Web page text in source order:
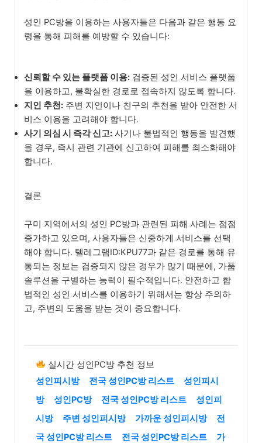
성인 PC방을 이용하는 사용자들은 다음과 같은 행동 요
령을 통해 피해를 예방할 수 있습니다:
신뢰할 수 있는 플랫폼 이용: 검증된 성인 서비스 플랫폼
을 이용하고, 불확실한 경로로 접속하지 않도록 합니다.
지인 추천: 주변 지인이나 친구의 추천을 받아 안전한 서
비스 이용을 고려해야 합니다.
사기 의심 시 즉각 신고: 사기나 불법적인 행동을 발견했
을 경우, 즉시 관련 기관에 신고하여 피해를 최소화해야
합니다.
결론
구미 지역에서의 성인 PC방과 관련된 피해 사례는 점점
증가하고 있으며, 사용자들은 신중하게 서비스를 선택
해야 합니다. 텔레그램ID:KPU77과 같은 경로를 통해 유
통되는 정보는 검증되지 않은 경우가 많기 때문에, 가품
솔루션을 구별하는 능력이 필수적입니다. 안전하고 합
법적인 성인 서비스를 이용하기 위해서는 항상 주의하
고, 주변의 도움을 받는 것이 중요합니다.
실시간 성인PC방 추천 정보
성인피시방
전국 성인PC방 리스트
성인피시
방
성인PC방 전국 성인PC방 리스트
성인피
시방
주변 성인피시방 가까운 성인피시방
전
국 성인PC방 리스트
전국 성인PC방 리스트
가